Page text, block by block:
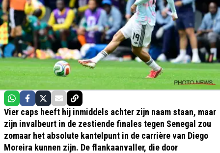
Vier caps heeft hij inmiddels achter zijn naam staan, maar
zijn invalbeurt in de zestiende finales tegen Senegal zou
zomaar het absolute kantelpunt in de carrière van Diego
Moreira kunnen zijn. De flankaanvaller, die door